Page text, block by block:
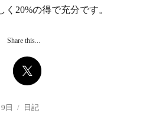
20%の得で充分です。
Share this...
日
カ
日記